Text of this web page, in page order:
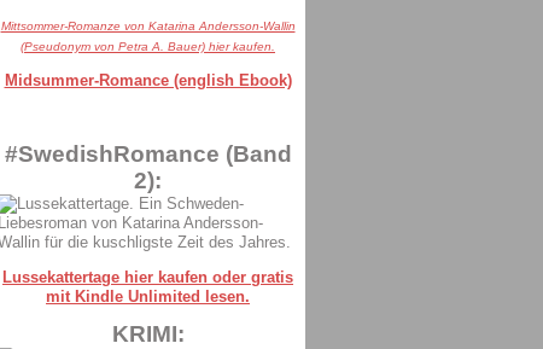
Mittsommer-Romanze von Katarina Andersson-Wallin
(Pseudonym von Petra A. Bauer) hier kaufen.
Midsummer-Romance (english Ebook)
#SwedishRomance (Band
2):
Lussekattertage hier kaufen oder gratis
mit Kindle Unlimited lesen.
KRIMI: